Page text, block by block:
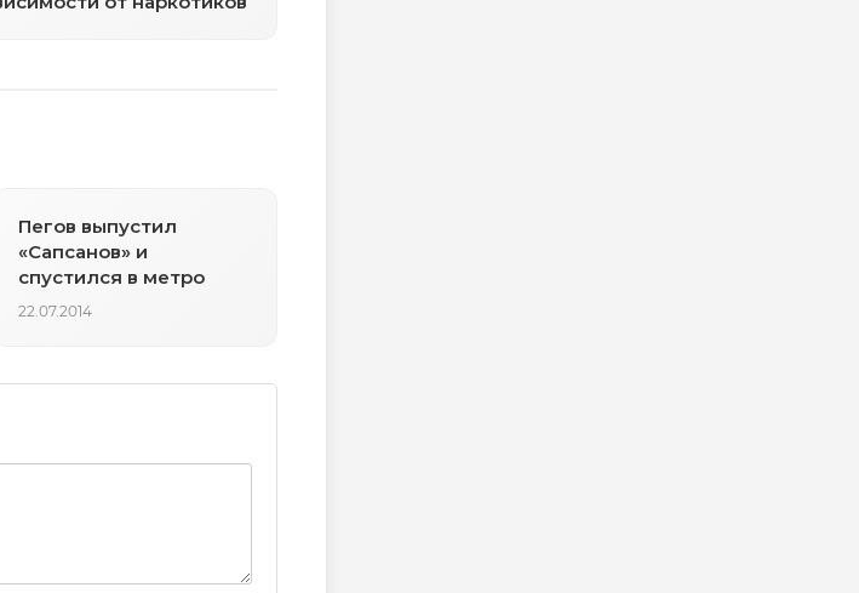
Пегов выпустил
«Сапсанов» и
спустился в метро
22.07.2014